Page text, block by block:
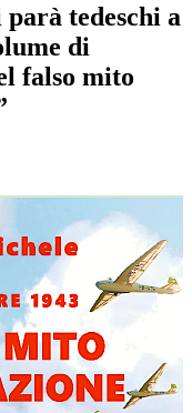
tedeschi a
di
falso mito